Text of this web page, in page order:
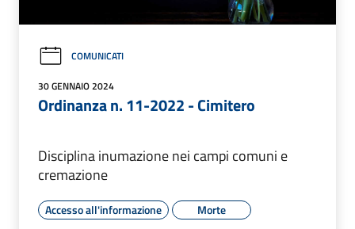
COMUNICATI
30 GENNAIO 2024
Ordinanza n. 11-2022 - Cimitero
Disciplina inumazione nei campi comuni e
cremazione
Accesso all'informazione Morte